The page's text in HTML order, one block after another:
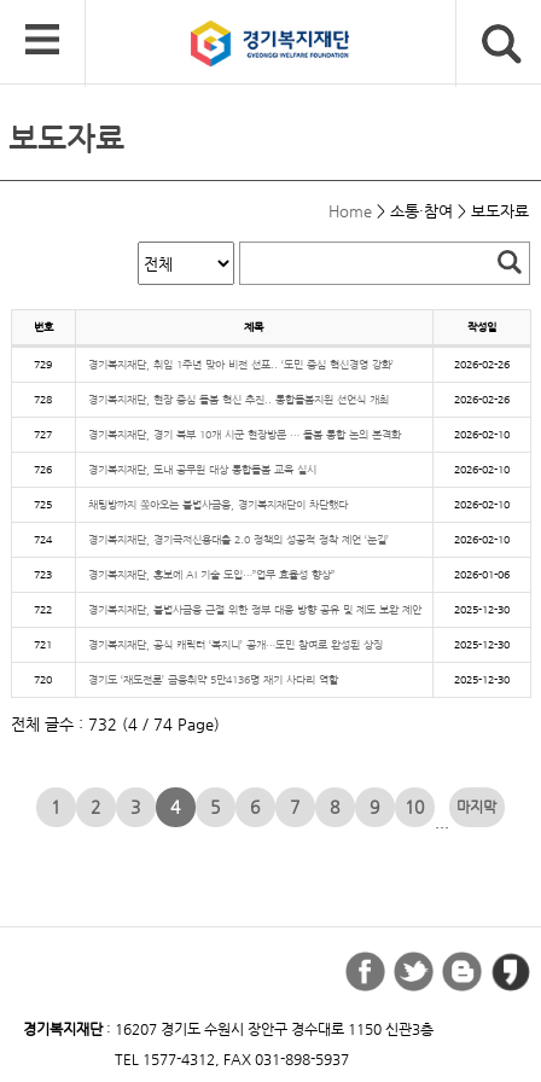
보도자료
Home > 소통·참여 > 보도자료
번호 제목 작성일
729 경기복지재단, 취임 1주년 맞아 비전 선포.. ‘도민 중심 혁신경영 강화’ 2026-02-26
728 경기복지재단, 현장 중심 돌봄 혁신 추진.. 통합돌봄지원 선언식 개최 2026-02-26
727 경기복지재단, 경기 북부 10개 시군 현장방문 … 돌봄 통합 논의 본격화 2026-02-10
726 경기복지재단, 도내 공무원 대상 통합돌봄 교육 실시 2026-02-10
725 채팅방까지 쫒아오는 불법사금융, 경기복지재단이 차단했다 2026-02-10
724 경기복지재단, 경기극저신용대출 2.0 정책의 성공적 정착 제언 ‘눈길’ 2026-02-10
723 경기복지재단, 홍보에 AI 기술 도입…”업무 효율성 향상” 2026-01-06
722 경기복지재단, 불법사금융 근절 위한 정부 대응 방향 공유 및 제도 보완 제안 2025-12-30
721 경기복지재단, 공식 캐릭터 ‘복지니’ 공개…도민 참여로 완성된 상징 2025-12-30
720 경기도 ‘재도전론’ 금융취약 5만4136명 재기 사다리 역할 2025-12-30
전체 글수 : 732 (4 / 74 Page)
1 2 3 4 5 6 7 8 9 10
경기복지재단: 16207 경기도 수원시 장안구 경수대로 1150 신관3층
TEL 1577-4312, FAX 031-898-5937